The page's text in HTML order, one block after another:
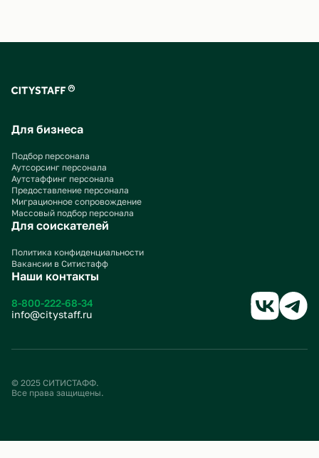
Наши контакты
8-800-222-68-34
info@citystaff.ru
Для бизнеса
Подбор персонала
Аутсорсинг персонала
Аутстаффинг персонала
Предоставление персонала
Миграционное сопровождение
Массовый подбор персонала
Для соискателей
Политика конфиденциальности
Вакансии в Ситистафф
© 2025 СИТИСТАФФ.
Все права защищены.